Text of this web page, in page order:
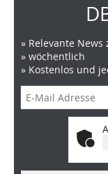
» Relevante
» wöchentlich
» Kostenlos und